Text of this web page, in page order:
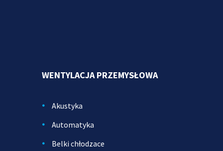
WENTYLACJA PRZEMYSŁOWA
Akustyka
Automatyka
Belki chłodzace